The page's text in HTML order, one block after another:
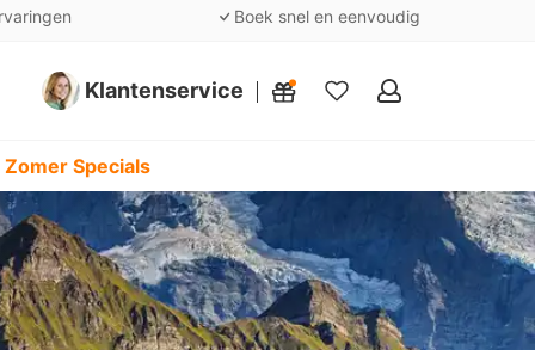
Boek snel en eenvoudig
Klantenservice
Mijn
Specials